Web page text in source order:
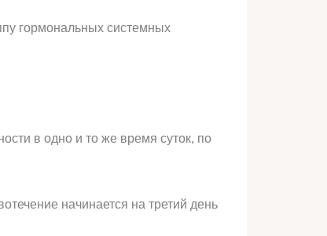
гормональных системных
в одно и то же время суток, по
начинается на третий день